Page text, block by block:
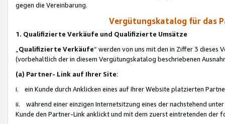
gegen die Vereinbarung.
Vergütungskatalog für das
1. Qualifizierte Verkäufe und Qualifizierte Umsätze
Qualifizierte Verkäufe“ werden von uns mit den in Ziffer 3
(vorbehaltlich der in diesem Vergütungskatalog beschriebenen
(a) Partner- Link auf Ihrer Site:
i. ein Kunde durch Anklicken eines auf Ihrer Website platzierten
ii. während einer einzigen Internetsitzung eines der nachstehend
Kunde den Partner-Link anklickt und mit dem zuerst eintretenden der